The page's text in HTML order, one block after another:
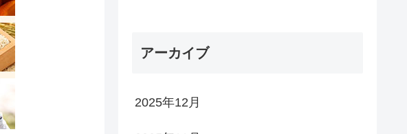
アーカイブ
2025年12月